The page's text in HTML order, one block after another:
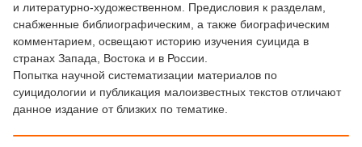
и литературно-художественном. Предисловия к разделам,
снабженные библиографическим, а также биографическим
комментарием, освещают историю изучения суицида в
странах Запада, Востока и в России.
Попытка научной систематизации материалов по
суицидологии и публикация малоизвестных текстов отличают
данное издание от близких по тематике.